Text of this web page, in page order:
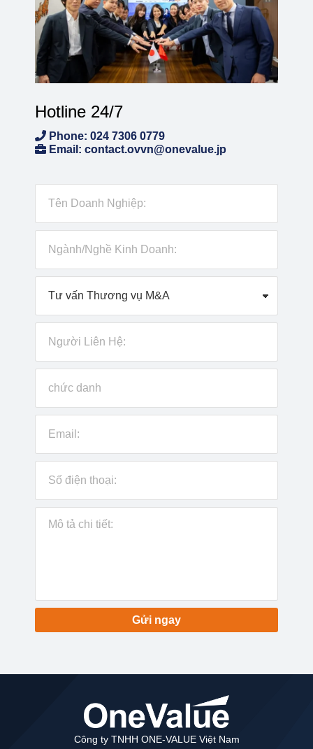
Hotline 24/7
Phone: 024 7306 0779
Email: contact.ovvn@onevalue.jp
Gửi ngay
Công ty TNHH ONE-VALUE Việt Nam